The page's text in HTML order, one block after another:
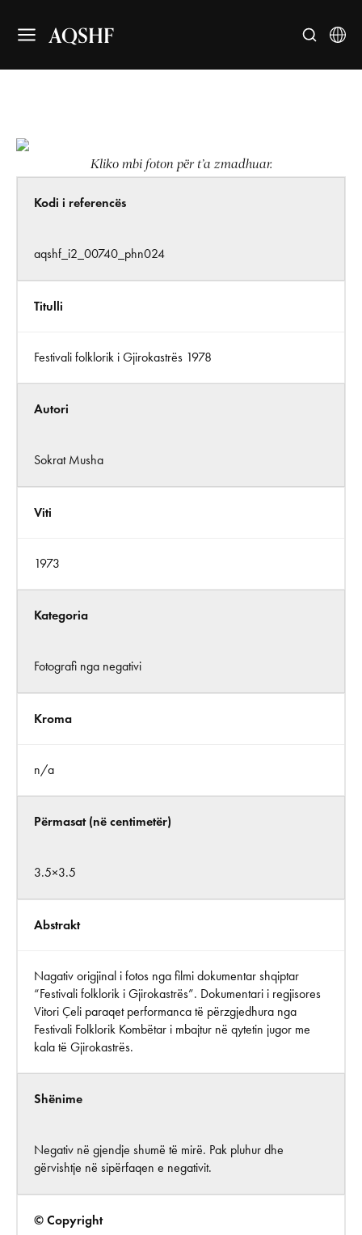
AQSHF
Kliko mbi foton për t’a zmadhuar.
Kodi i referencës
aqshf_i2_00740_phn024
Titulli
Festivali folklorik i Gjirokastrës 1978
Autori
Sokrat Musha
Viti
1973
Kategoria
Fotografi nga negativi
Kroma
n/a
Përmasat (në centimetër)
3.5×3.5
Abstrakt
Nagativ origjinal i fotos nga filmi dokumentar shqiptar
“Festivali folklorik i Gjirokastrës”. Dokumentari i regjisores
Vitori Çeli paraqet performanca të përzgjedhura nga
Festivali Folklorik Kombëtar i mbajtur në qytetin jugor me
kala të Gjirokastrës.
Shënime
Negativ në gjendje shumë të mirë. Pak pluhur dhe
gërvishtje në sipërfaqen e negativit.
© Copyright